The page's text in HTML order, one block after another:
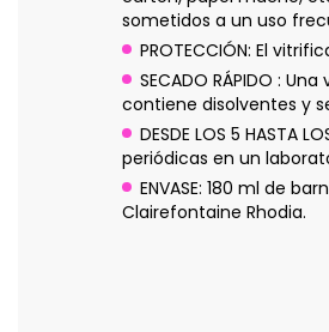
sometidos a un uso
PROTECCIÓN: El
SECADO RÁPIDO :
contiene disolventes y
DESDE LOS 5
periódicas en un
ENVASE: 180 ml de
Clairefontaine Rhodia.